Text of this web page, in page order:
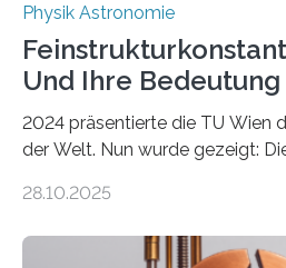
Physik Astronomie
Und Ihre
2024 präsentierte die TU Wien
der Welt. Nun wurde gezeigt:
fundamentalen Physik
Messungen verwenden. Das
28.10.2025